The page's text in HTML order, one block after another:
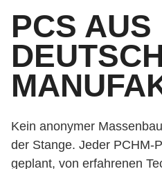
PCS AUS
Kein anonymer
der Stange. Jeder PCHM-
geplant, von erfahrenen